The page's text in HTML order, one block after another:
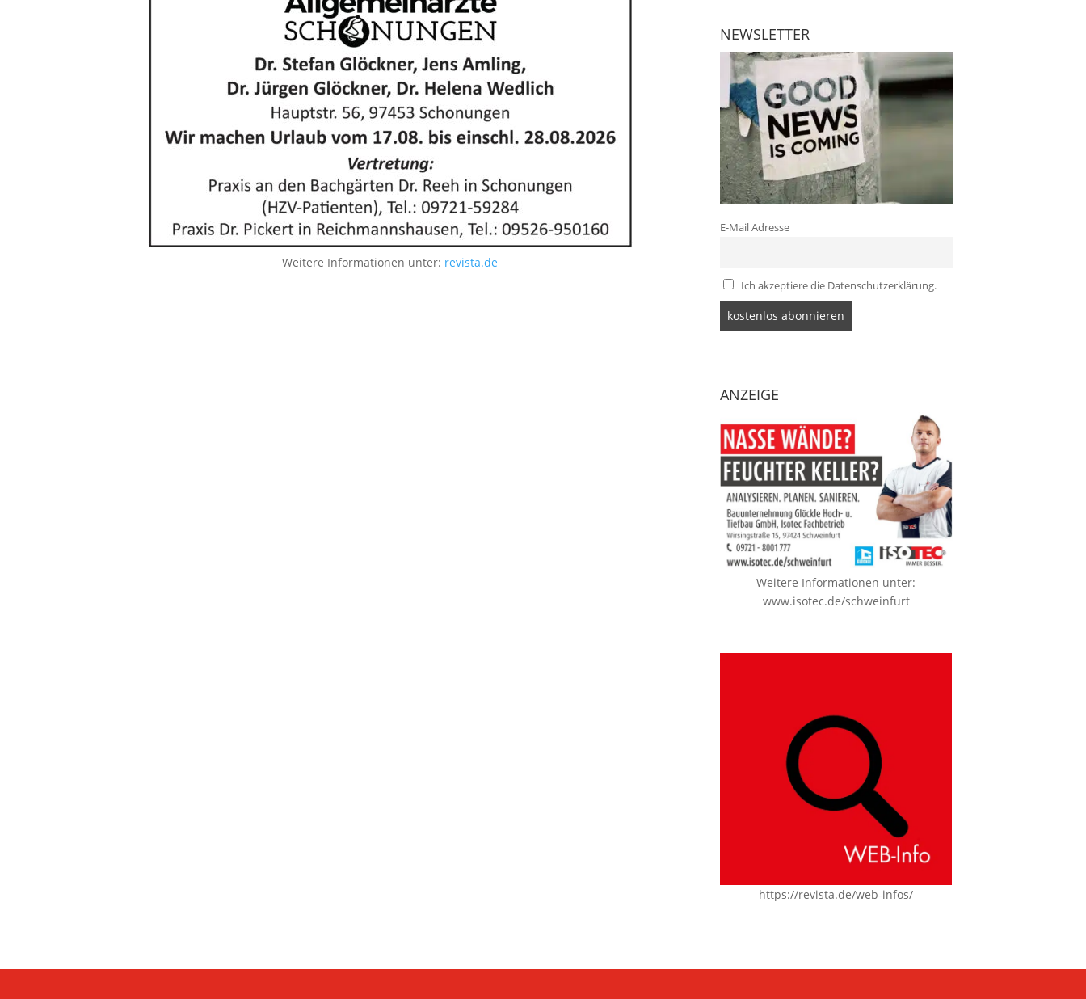
Weitere Informationen unter: revista.de
NEWSLETTER
E-Mail Adresse
Ich akzeptiere die Datenschutzerklärung.
ANZEIGE
Weitere Informationen unter:
www.isotec.de/schweinfurt
https://revista.de/web-infos/